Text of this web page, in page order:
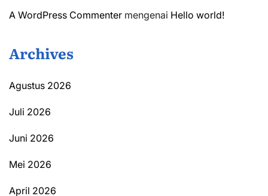
A WordPress Commenter mengenai Hello world!
Archives
Agustus 2026
Juli 2026
Juni 2026
Mei 2026
April 2026